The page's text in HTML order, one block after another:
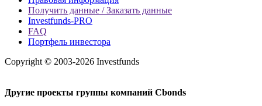
Получить данные / Заказать данные
Investfunds-PRO
FAQ
Портфель инвестора
Copyright © 2003-2026 Investfunds
Другие проекты группы компаний Cbonds